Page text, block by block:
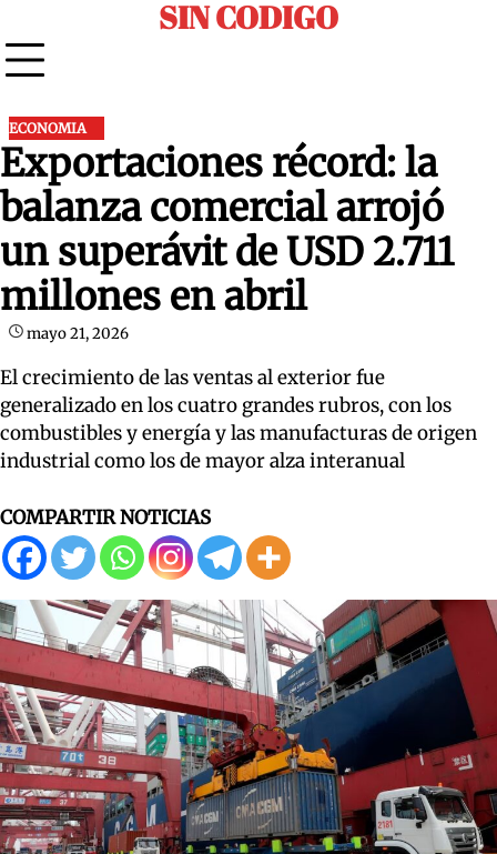
to
content
SIN CODIGO
ECONOMIA
Exportaciones récord: la
balanza comercial arrojó
un superávit de USD 2.711
millones en abril
mayo 21, 2026
El crecimiento de las ventas al exterior fue
generalizado en los cuatro grandes rubros, con los
combustibles y energía y las manufacturas de origen
industrial como los de mayor alza interanual
COMPARTIR NOTICIAS